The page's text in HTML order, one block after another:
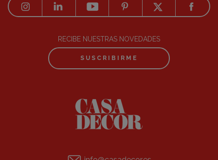
RECIBE NUESTRAS NOVEDADES
SUSCRIBIRME